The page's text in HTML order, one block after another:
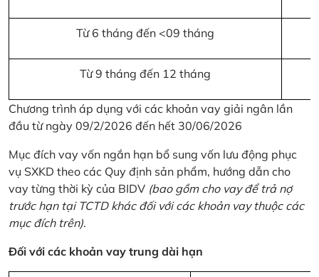
Từ 6 tháng đến <09 tháng
Từ 9 tháng đến 12 tháng
Chương trình áp dụng với các khoản vay giải ngân lần
đầu từ ngày 09/2/2026 đến hết 30/06/2026
Mục đích vay vốn ngắn hạn bổ sung vốn lưu động phục
vụ SXKD theo các Quy định sản phẩm, hướng dẫn cho
vay từng thời kỳ của BIDV (bao gồm cho vay để trả nợ
trước hạn tại TCTD khác đối với các khoản vay thuộc các
mục đích trên).
Đối với các khoản vay trung dài hạn